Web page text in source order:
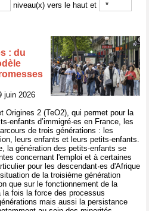
niveau(x) vers le haut et
: du
juin 2026
Origines 2 (TeO2), qui permet pour la
enfants d’immigré·es en France, les
de trois générations : les
leurs enfants et leurs petits-enfants.
la génération des petits-enfants se
concernant l'emploi et à certaines
pour les descendant·es d'Afrique
de la troisième génération
que sur le fonctionnement de la
fois la force des processus
mais aussi la persistance